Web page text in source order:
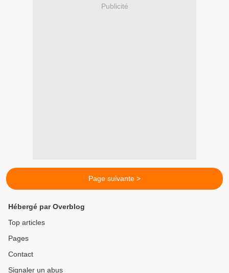
Publicité
Page suivante >
Hébergé par Overblog
Top articles
Pages
Contact
Signaler un abus